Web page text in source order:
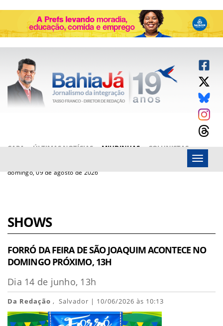
CAPA ÚLTIMAS NOTÍCIAS MIUDINHAS
COLUNISTAS
domingo, 09 de agosto de 2026
Menu
SHOWS
FORRÓ DA FEIRA DE SÃO JOAQUIM ACONTECE NO
DOMINGO PRÓXIMO, 13H
Dia 14 de junho, 13h
Da Redação , Salvador | 10/06/2026 às 10:13